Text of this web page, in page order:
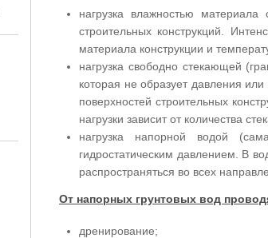
нагрузка влажностью
строительных конструкций.
материала конструкции и
нагрузка свободно стекающей
которая не образует давления
поверхностей строительных
нагрузки зависит от количества
нагрузка напорной водой
гидростатическим давлением. В
распространяться во всех
От напорных грунтовых вод
дренирование;